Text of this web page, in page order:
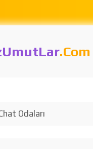
.Com
Odaları